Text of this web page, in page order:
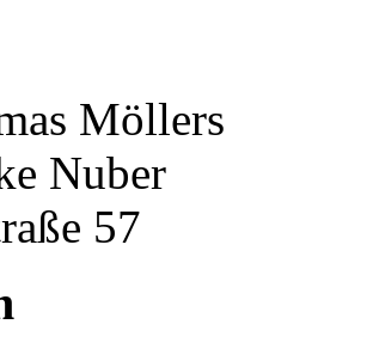
Möllers
Nuber
57